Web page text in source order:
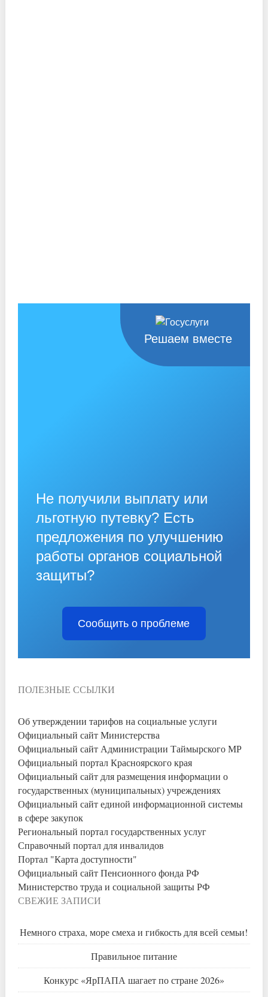
Решаем вместе
Не получили выплату или
льготную путевку? Есть
предложения по улучшению
работы органов социальной
защиты?
Сообщить о проблеме
ПОЛЕЗНЫЕ ССЫЛКИ
Об утверждении тарифов на социальные услуги
Официальный сайт Министерства
Официальный сайт Администрации Таймырского МР
Официальный портал Красноярского края
Официальный сайт для размещения информации о
государственных (муниципальных) учреждениях
Официальный сайт единой информационной системы
в сфере закупок
Региональный портал государственных услуг
Справочный портал для инвалидов
Портал "Карта доступности"
Официальный сайт Пенсионного фонда РФ
Министерство труда и социальной защиты РФ
СВЕЖИЕ ЗАПИСИ
Немного страха, море смеха и гибкость для всей семьи!
Правильное питание
Конкурс «ЯрПАПА шагает по стране 2026»